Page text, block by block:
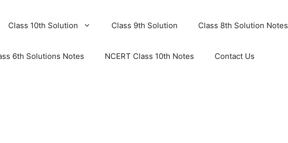
Class 10th Solution Class 9th Solution Class 8th Solution Notes
6th Solutions Notes NCERT Class 10th Notes Contact Us